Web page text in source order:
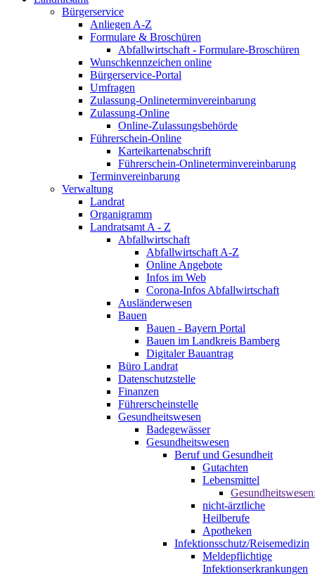
Bürgerservice
Anliegen A-Z
Formulare & Broschüren
Abfallwirtschaft - Formulare-Broschüren
Wunschkennzeichen online
Bürgerservice-Portal
Umfragen
Zulassung-Onlineterminvereinbarung
Zulassung-Online
Online-Zulassungsbehörde
Führerschein-Online
Karteikartenabschrift
Führerschein-Onlineterminvereinbarung
Terminvereinbarung
Verwaltung
Landrat
Organigramm
Landratsamt A - Z
Abfallwirtschaft
Abfallwirtschaft A-Z
Online Angebote
Infos im Web
Corona-Infos Abfallwirtschaft
Ausländerwesen
Bauen
Bauen - Bayern Portal
Bauen im Landkreis Bamberg
Digitaler Bauantrag
Büro Landrat
Datenschutzstelle
Finanzen
Führerscheinstelle
Gesundheitswesen
Badegewässer
Gesundheitswesen
Beruf und Gesundheit
Gutachten
Lebensmittel
nicht-ärztliche
Heilberufe
Apotheken
Infektionsschutz/Reisemedizin
Meldepflichtige
Infektionserkrankungen